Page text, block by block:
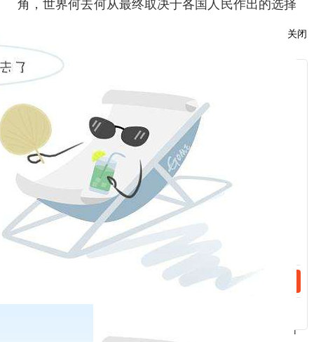
角，世界何去何从最终取决于各国人民作出的选择
及其形成的合力。当前形势下，世界再次面临和平
还是战争、开放还是封闭、多边主义还是单边主
义、合作共赢还是冷战对抗等重大历史性抉择。中
国作为世界大国，既要在这动荡变革的世界中发展
自身，又是推动世界走向美好未来的最大正能量。
我们将坚定不移站在历史正确的一边，推动构建新
型国际关系，建设多极化世界，建设开放型世界经
济，践行新安全观，维护各国主权、安全、发展利
益，携手应对气候变化，走绿色低碳可持续发展之
义、保护主义，反对搞结盟对抗、拉排他性的小圈
关闭